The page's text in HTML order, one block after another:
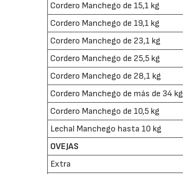
Cordero Manchego de 15,1 kg
Cordero Manchego de 19,1 kg
Cordero Manchego de 23,1 kg
Cordero Manchego de 25,5 kg
Cordero Manchego de 28,1 kg
Cordero Manchego de más de 34 kg
Cordero Manchego de 10,5 kg
Lechal Manchego hasta 10 kg
OVEJAS
Extra